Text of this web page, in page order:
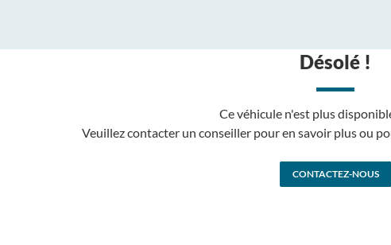
Désolé !
Ce véhicule n'est plus
Veuillez contacter un conseiller pour en savoir plus ou
CONTACTEZ-NOUS